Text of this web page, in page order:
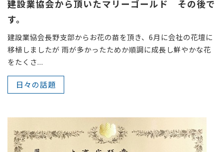
建設業協会から頂いたマリーゴールド その後で
す。
建設業協会長野支部からお花の苗を頂き、6月に会社の花壇に
移植しましたが 雨が多かったためか順調に成長し鮮やかな花
をたくさ...
日々の話題